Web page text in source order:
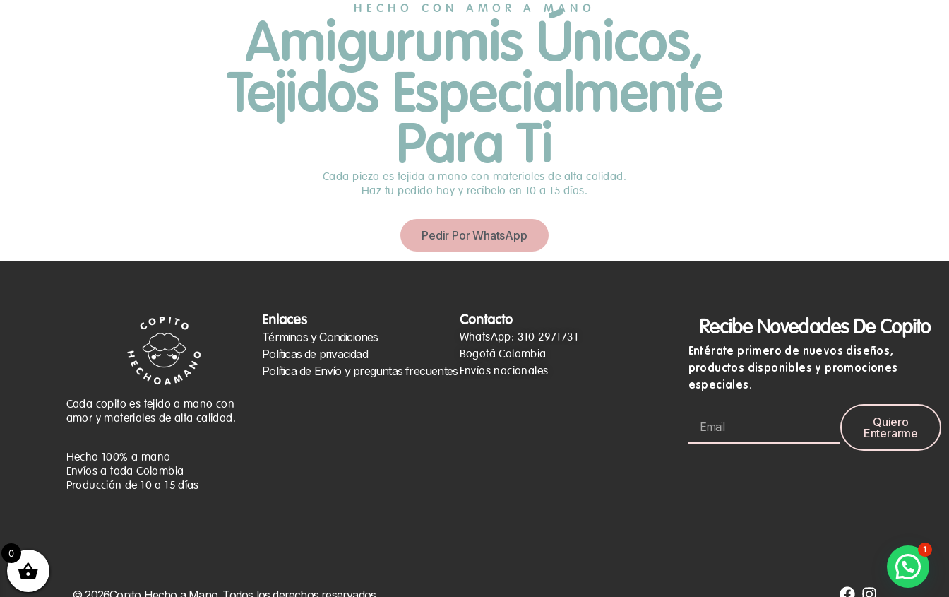
HECHO CON AMOR A MANO
Amigurumis Únicos,
Tejidos Especialmente
Para Ti
Cada pieza es tejida a mano con materiales de alta calidad.
Haz tu pedido hoy y recíbelo en 10 a 15 días.
Pedir Por WhatsApp
Cada copito es tejido a mano con
amor y materiales de alta calidad.
Hecho 100% a mano
Envíos a toda Colombia
Producción de 10 a 15 días
Enlaces
Términos y Condiciones
Políticas de privacidad
Política de Envío y preguntas frecuentes
Contacto
WhatsApp: 310 2971731
Bogotá Colombia
Envíos nacionales
Recibe Novedades De Copito
Entérate primero de nuevos diseños,
productos disponibles y promociones
especiales.
Quiero
Enterarme
0 1